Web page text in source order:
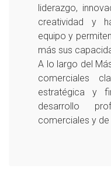
liderazgo,
creatividad y
equipo y
más sus
A lo largo del
comerciales
estratégica y
desarrollo
comerciales y de